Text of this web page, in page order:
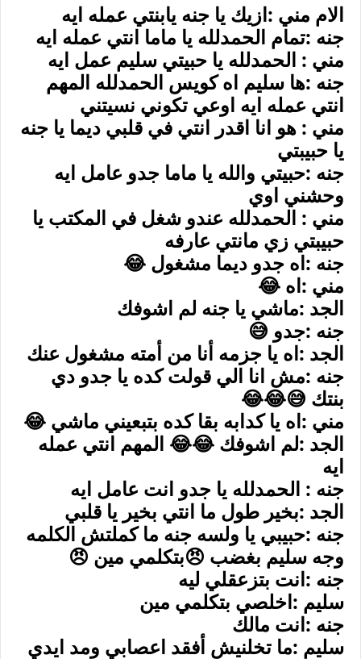
الام مني :ازيك يا جنه يابنتي عمله ايه
جنه :تمام الحمدلله يا ماما انتي عمله ايه
مني : الحمدلله يا حبيتي سليم عمل ايه
جنه :ها سليم اه كويس الحمدلله المهم
انتي عمله ايه اوعي تكوني نسيتني
مني : هو انا اقدر انتي في قلبي ديما يا جنه
يا حبيبتي
جنه :حبيتي والله يا ماما جدو عامل ايه
وحشني اوي
مني : الحمدلله عندو شغل في المكتب يا
حبيبتي زي مانتي عارفه
جنه :اه جدو ديما مشغول 😂
مني :اه 😂
الجد :ماشي يا جنه لم اشوفك
جنه :جدو 😅
الجد :اه يا جزمه أنا من أمته مشغول عنك
جنه :مش انا الي قولت كده يا جدو دي
بنتك 😅😂😂
مني :اه يا كدابه بقا كده بتبعيني ماشي 😂
الجد :لم اشوفك 😂😂 المهم انتي عمله
ايه
جنه : الحمدلله يا جدو انت عامل ايه
الجد :بخير طول ما انتي بخير يا قلبي
جنه :حبيبي يا ولسه جنه ما كملتش الكلمه
وجه سليم بغضب 😠بتكلمي مين 😠
جنه :انت بتزعقلي ليه
سليم :اخلصي بتكلمي مين
جنه :انت مالك
سليم :ما تخلنيش أفقد اعصابي ومد ايدي